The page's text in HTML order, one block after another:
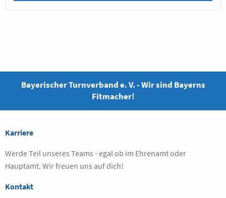
Bayerischer Turnverband e. V. - Wir sind Bayerns
Fitmacher!
Karriere
Werde Teil unseres Teams - egal ob im Ehrenamt oder
Hauptamt. Wir freuen uns auf dich!
Kontakt